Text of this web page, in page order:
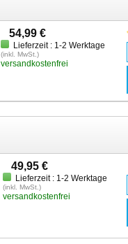
54,99 €
Lieferzeit : 1-2 Werktage
(inkl. MwSt.)
versandkostenfrei
49,95 €
Lieferzeit : 1-2 Werktage
(inkl. MwSt.)
versandkostenfrei